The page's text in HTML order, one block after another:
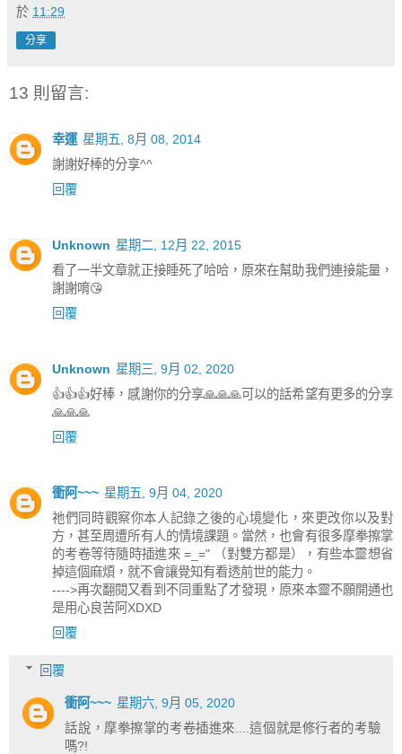
於 11:29
分享
13 則留言:
幸運 星期五, 8月 08, 2014
謝謝好棒的分享^^
回覆
Unknown 星期二, 12月 22, 2015
看了一半文章就正接睡死了哈哈，原來在幫助我們連接能量，
謝謝唷😘
回覆
Unknown 星期三, 9月 02, 2020
👍👍👍好棒，感謝你的分享🙏🙏🙏可以的話希望有更多的分享
🙏🙏🙏
回覆
衝阿~~~ 星期五, 9月 04, 2020
祂們同時觀察你本人記錄之後的心境變化，來更改你以及對
方，甚至周遭所有人的情境課題。當然，也會有很多摩拳擦掌
的考卷等待隨時插進來 =_=" （對雙方都是），有些本靈想省
掉這個麻煩，就不會讓覺知有看透前世的能力。
---->再次翻閱又看到不同重點了才發現，原來本靈不願開通也
是用心良苦阿XDXD
回覆
回覆
衝阿~~~ 星期六, 9月 05, 2020
話說，摩拳擦掌的考卷插進來....這個就是修行者的考驗
嗎?!